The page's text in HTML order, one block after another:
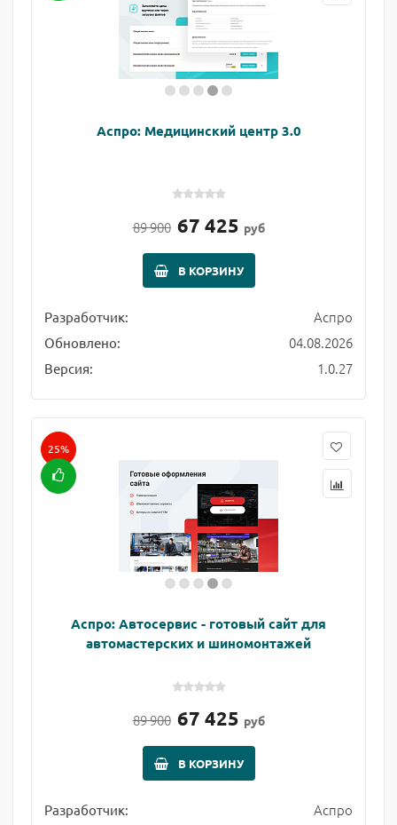
Аспро: Медицинский центр 3.0
89 900 67 425 руб
В КОРЗИНУ
Разработчик: Аспро
Обновлено: 04.08.2026
Версия: 1.0.27
25%
Аспро: Автосервис - готовый сайт для
автомастерских и шиномонтажей
89 900 67 425 руб
В КОРЗИНУ
Разработчик: Аспро